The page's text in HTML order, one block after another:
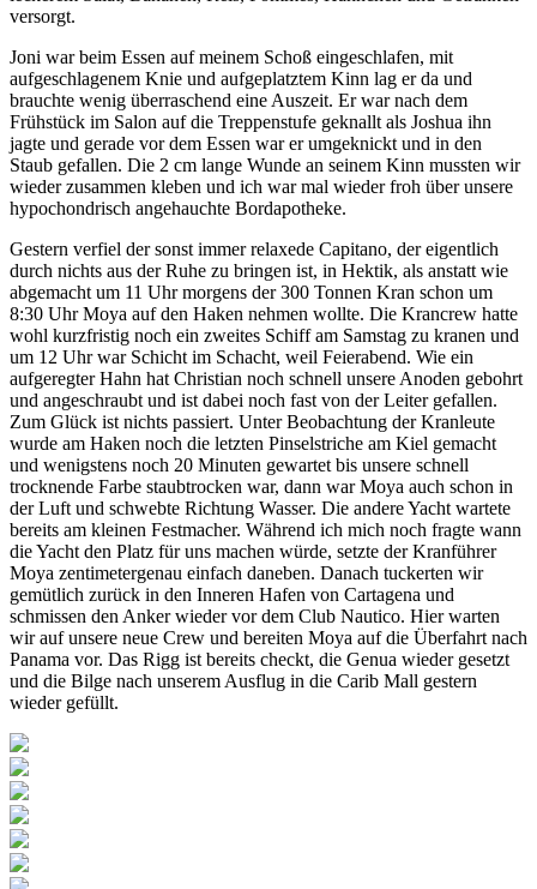
versorgt.
Joni war beim Essen auf meinem Schoß eingeschlafen, mit
aufgeschlagenem Knie und aufgeplatztem Kinn lag er da und
brauchte wenig überraschend eine Auszeit. Er war nach dem
Frühstück im Salon auf die Treppenstufe geknallt als Joshua ihn
jagte und gerade vor dem Essen war er umgeknickt und in den
Staub gefallen. Die 2 cm lange Wunde an seinem Kinn mussten wir
wieder zusammen kleben und ich war mal wieder froh über unsere
hypochondrisch angehauchte Bordapotheke.
Gestern verfiel der sonst immer relaxede Capitano, der eigentlich
durch nichts aus der Ruhe zu bringen ist, in Hektik, als anstatt wie
abgemacht um 11 Uhr morgens der 300 Tonnen Kran schon um
8:30 Uhr Moya auf den Haken nehmen wollte. Die Krancrew hatte
wohl kurzfristig noch ein zweites Schiff am Samstag zu kranen und
um 12 Uhr war Schicht im Schacht, weil Feierabend. Wie ein
aufgeregter Hahn hat Christian noch schnell unsere Anoden gebohrt
und angeschraubt und ist dabei noch fast von der Leiter gefallen.
Zum Glück ist nichts passiert. Unter Beobachtung der Kranleute
wurde am Haken noch die letzten Pinselstriche am Kiel gemacht
und wenigstens noch 20 Minuten gewartet bis unsere schnell
trocknende Farbe staubtrocken war, dann war Moya auch schon in
der Luft und schwebte Richtung Wasser. Die andere Yacht wartete
bereits am kleinen Festmacher. Während ich mich noch fragte wann
die Yacht den Platz für uns machen würde, setzte der Kranführer
Moya zentimetergenau einfach daneben. Danach tuckerten wir
gemütlich zurück in den Inneren Hafen von Cartagena und
schmissen den Anker wieder vor dem Club Nautico. Hier warten
wir auf unsere neue Crew und bereiten Moya auf die Überfahrt nach
Panama vor. Das Rigg ist bereits checkt, die Genua wieder gesetzt
und die Bilge nach unserem Ausflug in die Carib Mall gestern
wieder gefüllt.